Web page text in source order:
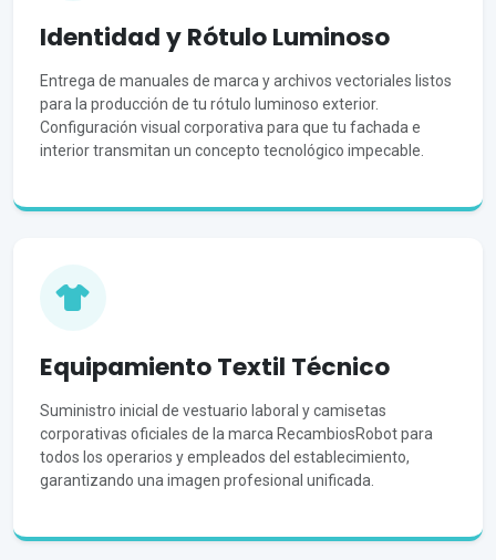
Identidad y Rótulo Luminoso
Entrega de manuales de marca y archivos vectoriales listos
para la producción de tu rótulo luminoso exterior.
Configuración visual corporativa para que tu fachada e
interior transmitan un concepto tecnológico impecable.
Equipamiento Textil Técnico
Suministro inicial de vestuario laboral y camisetas
corporativas oficiales de la marca RecambiosRobot para
todos los operarios y empleados del establecimiento,
garantizando una imagen profesional unificada.